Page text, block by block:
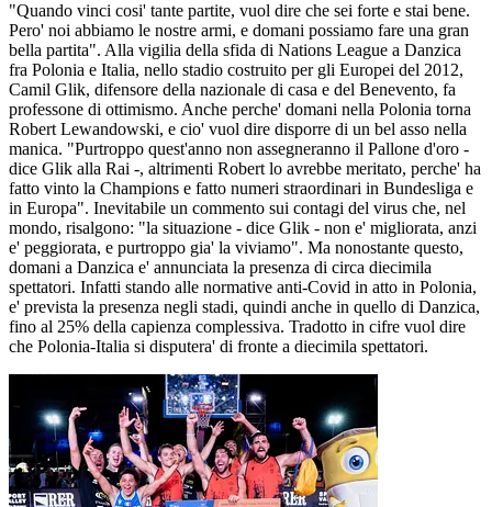
"Quando vinci cosi' tante partite, vuol dire che sei forte e stai bene.
Pero' noi abbiamo le nostre armi, e domani possiamo fare una gran
bella partita". Alla vigilia della sfida di Nations League a Danzica
fra Polonia e Italia, nello stadio costruito per gli Europei del 2012,
Camil Glik, difensore della nazionale di casa e del Benevento, fa
professone di ottimismo. Anche perche' domani nella Polonia torna
Robert Lewandowski, e cio' vuol dire disporre di un bel asso nella
manica. "Purtroppo quest'anno non assegneranno il Pallone d'oro -
dice Glik alla Rai -, altrimenti Robert lo avrebbe meritato, perche' ha
fatto vinto la Champions e fatto numeri straordinari in Bundesliga e
in Europa". Inevitabile un commento sui contagi del virus che, nel
mondo, risalgono: "la situazione - dice Glik - non e' migliorata, anzi
e' peggiorata, e purtroppo gia' la viviamo". Ma nonostante questo,
domani a Danzica e' annunciata la presenza di circa diecimila
spettatori. Infatti stando alle normative anti-Covid in atto in Polonia,
e' prevista la presenza negli stadi, quindi anche in quello di Danzica,
fino al 25% della capienza complessiva. Tradotto in cifre vuol dire
che Polonia-Italia si disputera' di fronte a diecimila spettatori.